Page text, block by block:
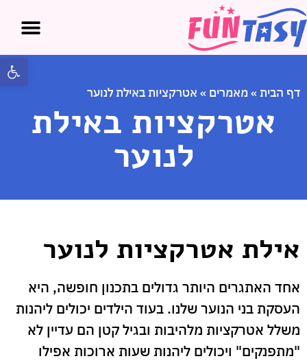
דף הבית » מאמרים » אטרקציות באילת לנוער
אטרקציות באילת
לנוער
אילת אטרקציות לנוער
אחד האתגרים היותר גדולים בתכנון חופשה, היא
העסקת בני הנוער שלנו. בעוד הילדים יכולים ליהנות
משלל אטרקציות מלהיבות ובגיל קטן הם עדיין לא
"מתפנקים" ויכולים ליהנות שעות ארוכות אפילו